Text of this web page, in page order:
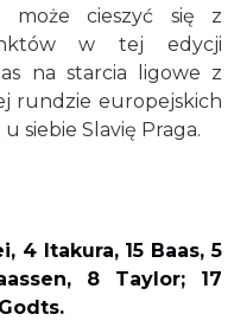
może cieszyć się z
w tej edycji
na starcia ligowe z
rundzie europejskich
siebie Slavię Praga.
4 Itakura, 15 Baas, 5
8 Taylor; 17